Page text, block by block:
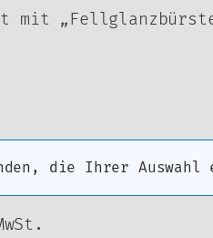
mit
die Ihrer Auswahl